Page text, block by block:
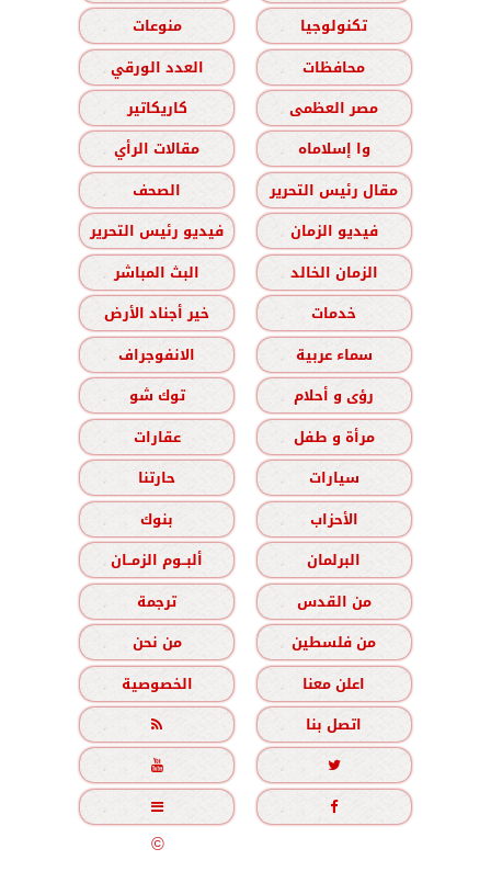
تكنولوجيا
منوعات
محافظات
العدد الورقي
مصر العظمى
كاريكاتير
وا إسلاماه
مقالات الرأي
مقال رئيس التحرير
الصحف
فيديو الزمان
فيديو رئيس التحرير
الزمان الخالد
البث المباشر
خدمات
خير أجناد الأرض
سماء عربية
الانفوجراف
رؤى و أحلام
توك شو
مرأة و طفل
عقارات
سيارات
حارتنا
الأحزاب
بنوك
البرلمان
ألبــوم الزمــان
من القدس
ترجمة
من فلسطين
من نحن
اعلن معنا
الخصوصية
اتصل بنا





جميع الحقوق محفوظة©